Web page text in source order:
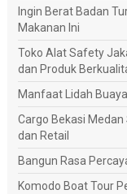
Ingin Berat Badan
Makanan Ini
Toko Alat Safety
dan Produk
Manfaat Lidah
Cargo Bekasi
dan Retail
Bangun Rasa
Komodo Boat Tour